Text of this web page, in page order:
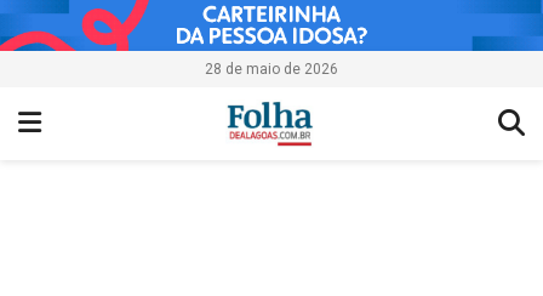
28 de maio de 2026